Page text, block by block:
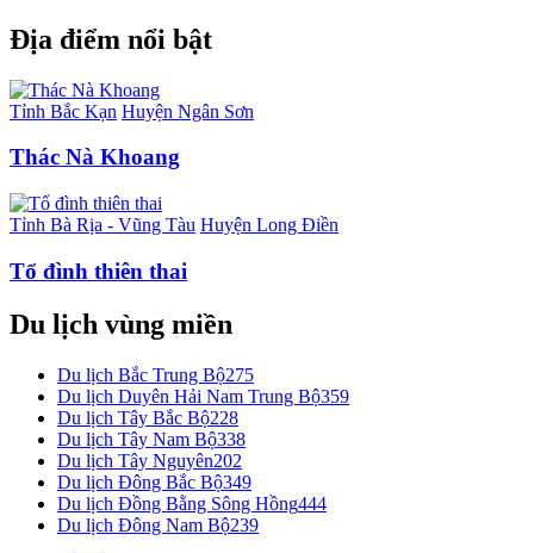
Địa điểm nổi bật
Tỉnh Bắc Kạn Huyện Ngân Sơn
Thác Nà Khoang
Tỉnh Bà Rịa - Vũng Tàu Huyện Long Điền
Tổ đình thiên thai
Du lịch vùng miền
Du lịch Bắc Trung Bộ275
Du lịch Duyên Hải Nam Trung Bộ359
Du lịch Tây Bắc Bộ228
Du lịch Tây Nam Bộ338
Du lịch Tây Nguyên202
Du lịch Đông Bắc Bộ349
Du lịch Đồng Bằng Sông Hồng444
Du lịch Đông Nam Bộ239